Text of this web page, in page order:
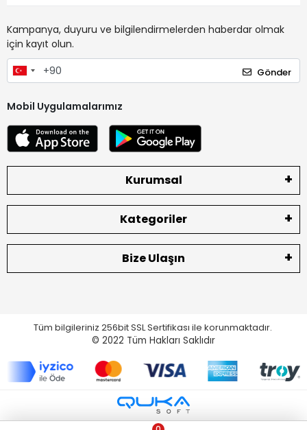
Kampanya, duyuru ve bilgilendirmelerden haberdar olmak
için kayıt olun.
Gönder
Mobil Uygulamalarımız
Kurumsal
Kategoriler
Bize Ulaşın
Tüm bilgileriniz 256bit SSL Sertifikası ile korunmaktadır.
© 2022 Tüm Hakları Saklıdır